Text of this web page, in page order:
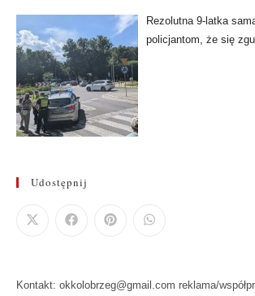
Rezolutna 9-latka
policjantom, że się
Udostępnij
Kontakt: okkolobrzeg@gmail.com reklama/